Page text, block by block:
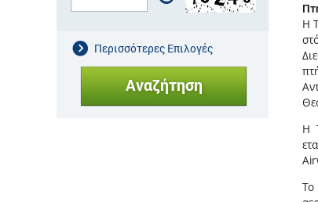
Περισσότερες Επιλογές
Η
H
Το